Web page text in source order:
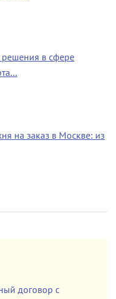
в сфере
на заказ в Москве: из
договор с